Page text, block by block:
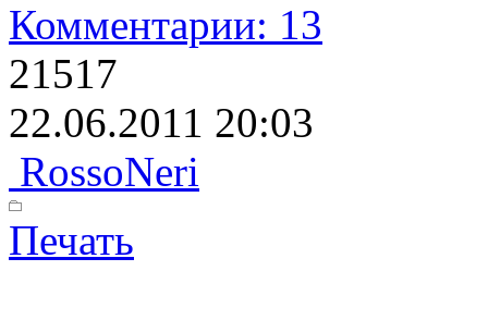
Комментарии: 13
21517
22.06.2011 20:03
RossoNeri
Печать